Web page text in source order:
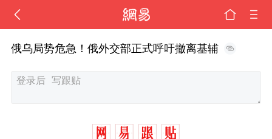
俄乌局势危急！俄外交部正式呼吁撤离基辅